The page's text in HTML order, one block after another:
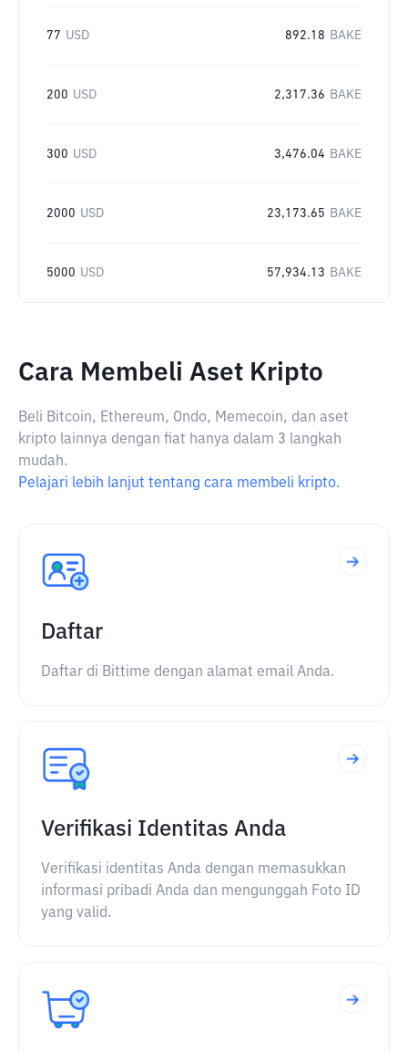
77 USD 892.18 BAKE
200 USD 2,317.36 BAKE
300 USD 3,476.04 BAKE
2000 USD 23,173.65 BAKE
5000 USD 57,934.13 BAKE
Cara Membeli Aset Kripto
Beli Bitcoin, Ethereum, Ondo, Memecoin, dan aset
kripto lainnya dengan fiat hanya dalam 3 langkah
mudah.
Pelajari lebih lanjut tentang cara membeli kripto.
Daftar
Daftar di Bittime dengan alamat email Anda.
Verifikasi Identitas Anda
Verifikasi identitas Anda dengan memasukkan
informasi pribadi Anda dan mengunggah Foto ID
yang valid.